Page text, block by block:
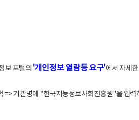
보 포털의 '개인정보 열람등 요구'에서 자세
기관명에 "한국지능정보사회진흥원"을 입력